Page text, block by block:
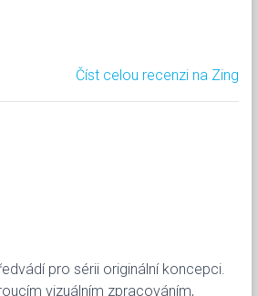
Číst celou recenzi na Zing
pro sérii originální koncepci.
vizuálním zpracováním,